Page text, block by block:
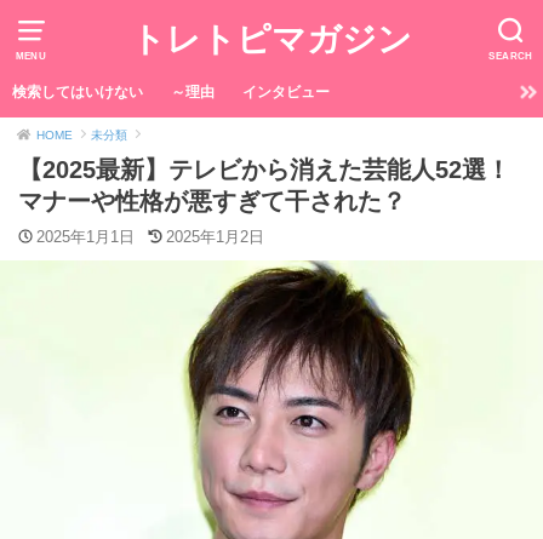
MENU SEARCH
トレトピマガジン
検索してはいけない ～理由 インタビュー
HOME 未分類
【2025最新】テレビから消えた芸能人52選！
マナーや性格が悪すぎて干された？
2025年1月1日 2025年1月2日